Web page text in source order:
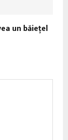
un băieţel